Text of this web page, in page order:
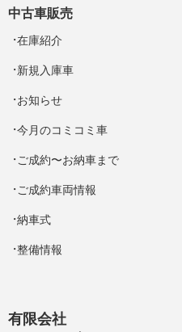
有限会社
中古車販売
在庫紹介
新規入庫車
お知らせ
今月のコミコミ車
ご成約〜お納車まで
ご成約車両情報
納車式
整備情報